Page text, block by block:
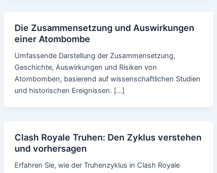
Die Zusammensetzung und Auswirkungen
einer Atombombe
Umfassende Darstellung der Zusammensetzung,
Geschichte, Auswirkungen und Risiken von
Atombomben, basierend auf wissenschaftlichen Studien
und historischen Ereignissen. […]
Clash Royale Truhen: Den Zyklus verstehen
und vorhersagen
Erfahren Sie, wie der Truhenzyklus in Clash Royale